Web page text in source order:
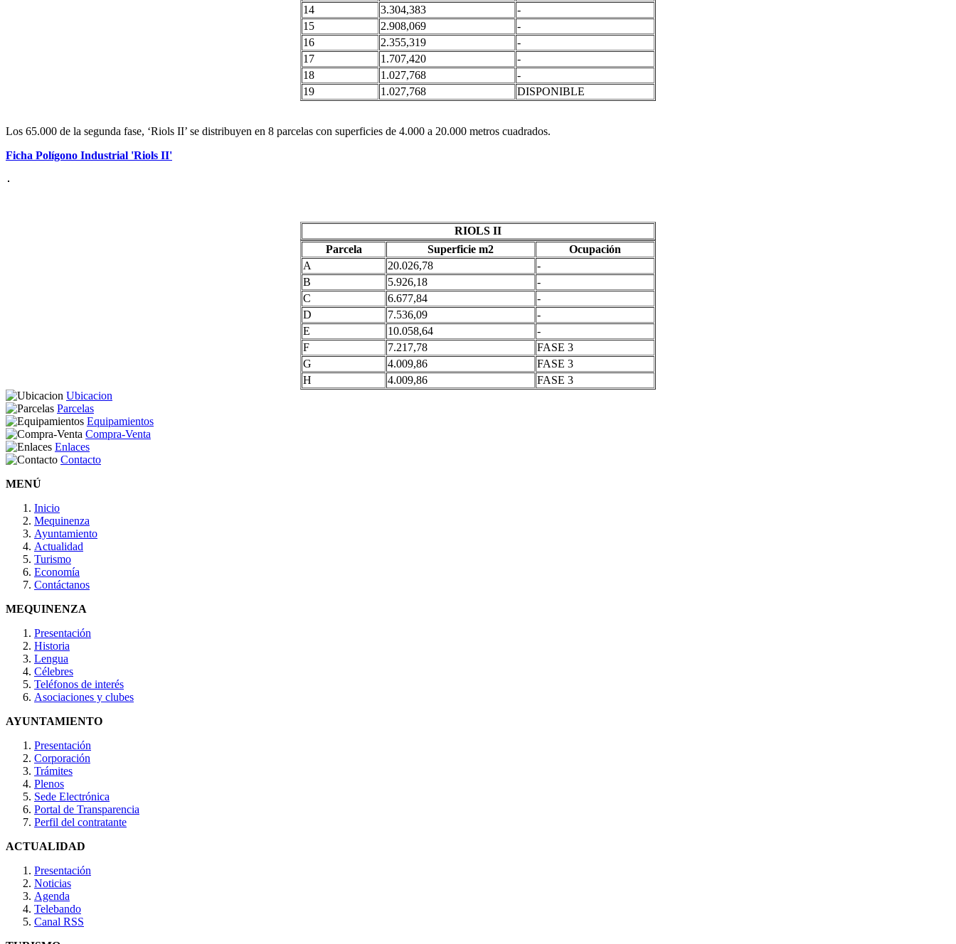
14
3.304,383
-
15
2.908,069
-
16
2.355,319
-
17
1.707,420
-
18
1.027,768
-
19
1.027,768 DISPONIBLE
Los 65.000 de la segunda fase, ‘Riols II’ se distribuyen en 8 parcelas con superficies de 4.000 a 20.000 metros cuadrados.
Ficha Polígono Industrial 'Riols II'
RIOLS II
Parcela
Superficie m2
Ocupación
A
20.026,78
-
B
5.926,18
-
C
6.677,84
-
D
7.536,09
-
E
10.058,64
-
F
7.217,78
FASE 3
G
4.009,86
FASE 3
H
4.009,86
FASE 3
Ubicacion
Parcelas
Equipamientos
Compra-Venta
Enlaces
Contacto
MENÚ
Inicio
Mequinenza
Ayuntamiento
Actualidad
Turismo
Economía
Contáctanos
MEQUINENZA
Presentación
Historia
Lengua
Célebres
Teléfonos de interés
Asociaciones y clubes
AYUNTAMIENTO
Presentación
Corporación
Trámites
Plenos
Sede Electrónica
Portal de Transparencia
Perfil del contratante
ACTUALIDAD
Presentación
Noticias
Agenda
Telebando
Canal RSS